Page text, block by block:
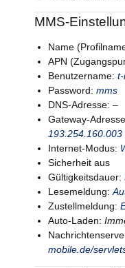
MMS-
Name
APN
Benutzername:
Password: mms
DNS-Adresse: –
Gateway-
193.254.160.003
Internet-Modus:
Sicherheit aus
Gültigkeitsdauer:
Lesemeldung:
Zustellmeldung:
Auto-Laden:
mobile.de/